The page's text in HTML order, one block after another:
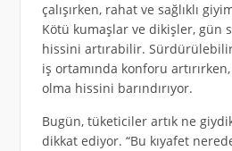
çalışırken, rahat ve sağlıklı
Kötü kumaşlar ve dikişler, gün
hissini artırabilir.
iş ortamında konforu
olma hissini barındırıyor.
Bugün, tüketiciler artık ne
dikkat ediyor. “Bu kıyafet